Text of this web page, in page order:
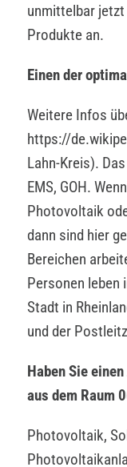
unmittelbar
Produkte an.
Einen der
Weitere Infos
https://
Lahn-Kreis).
EMS, GOH.
Photovoltaik
dann sind hier
Bereichen
Personen leben
Stadt in
und der
Haben Sie
aus dem Raum
Photovoltaik,